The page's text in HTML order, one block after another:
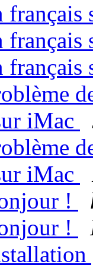
iMac
iMac
!
!